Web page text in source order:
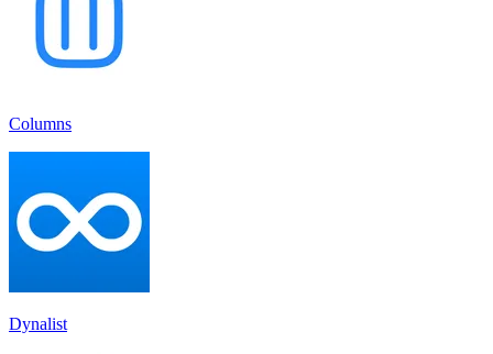
Columns
Dynalist